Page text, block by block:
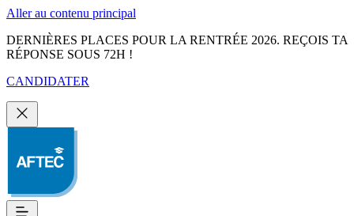
Aller au contenu principal
DERNIÈRES PLACES POUR LA RENTRÉE 2026. REÇOIS TA
RÉPONSE SOUS 72H !
CANDIDATER